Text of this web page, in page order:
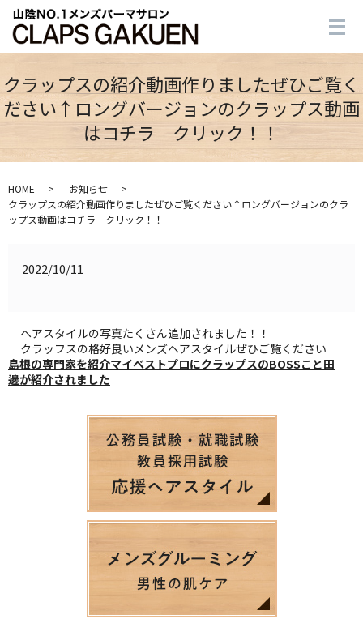
メ
クラップスの紹介動画作りましたぜひご覧く
ださい↑ロングバージョンのクラップス動画
はコチラ クリック！！
HOME
お知らせ
クラップスの紹介動画作りましたぜひご覧ください↑ロングバージョンのクラ
ップス動画はコチラ クリック！！
2022/10/11
ヘアスタイルの写真たくさん追加されました！！
クラッフスの格好良いメンズヘアスタイルぜひご覧ください
島根の専門家を紹介マイベストプロにクラップスのBOSSこと田
邊が紹介されました